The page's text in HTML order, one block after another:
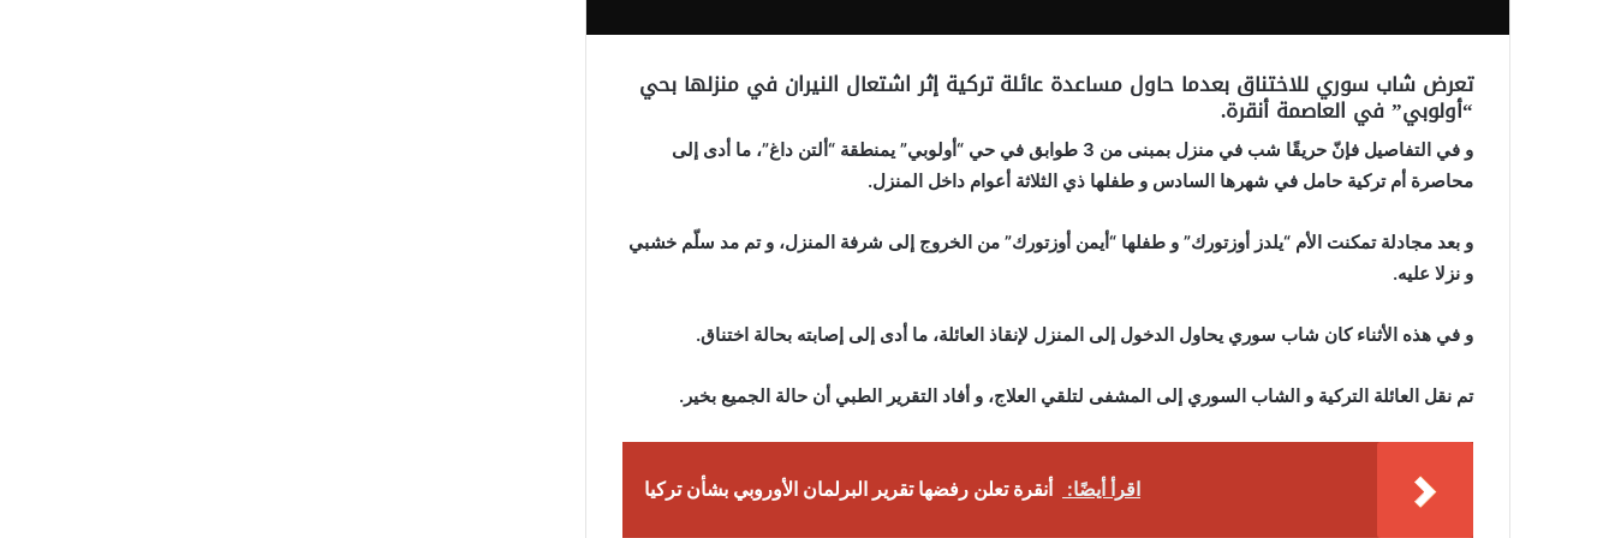
تعرض شاب سوري للاختناق بعدما حاول مساعدة عائلة تركية إثر اشتعال النيران في منزلها بحي
“أولوبي” في العاصمة أنقرة.
و في التفاصيل فإنّ حريقًا شب في منزل بمبنى من 3 طوابق في حي “أولوبي” يمنطقة “ألتن داغ”، ما أدى إلى
محاصرة أم تركية حامل في شهرها السادس و طفلها ذي الثلاثة أعوام داخل المنزل.
و بعد مجادلة تمكنت الأم “يلدز أوزتورك” و طفلها “أيمن أوزتورك” من الخروج إلى شرفة المنزل، و تم مد سلّم خشبي
و نزلا عليه.
و في هذه الأثناء كان شاب سوري يحاول الدخول إلى المنزل لإنقاذ العائلة، ما أدى إلى إصابته بحالة اختناق.
تم نقل العائلة التركية و الشاب السوري إلى المشفى لتلقي العلاج، و أفاد التقرير الطبي أن حالة الجميع بخير.
اقرأ أيضًا: أنقرة تعلن رفضها تقرير البرلمان الأوروبي بشأن تركيا